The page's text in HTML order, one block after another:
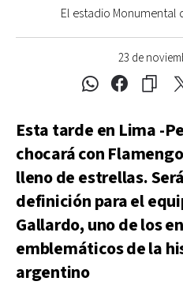
23 de
El estadio Monumental
Esta tarde en Lima -
chocará con
lleno de estrellas.
definición para el
Gallardo, uno de los
emblemáticos de la
argentino